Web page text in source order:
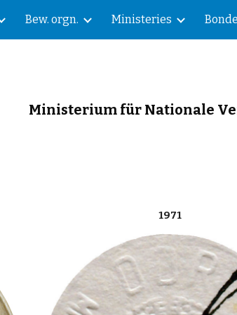
Skip to main content
Bew. orgn. Ministeries
Ministerium für Nationale
1971